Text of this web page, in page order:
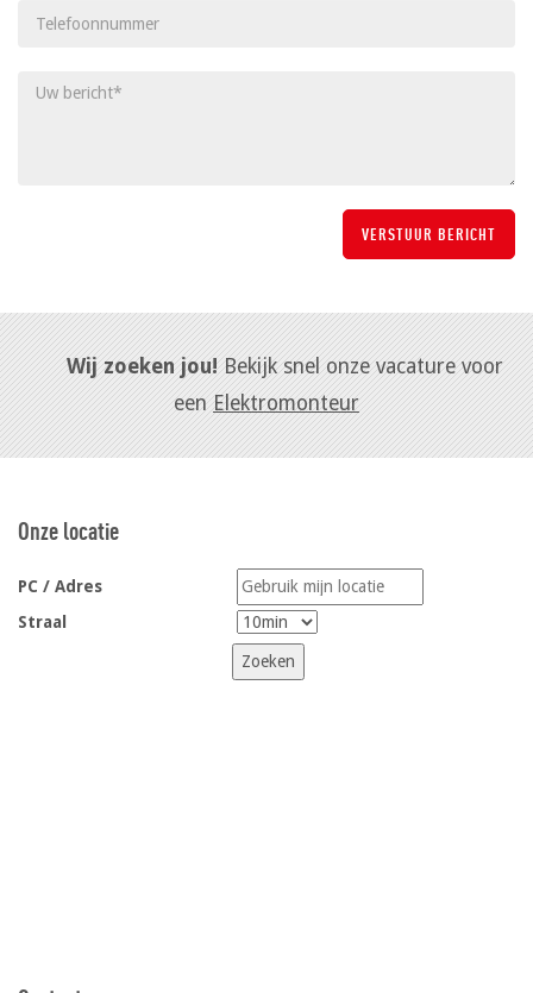
Wij zoeken jou!Bekijk snel onze vacature voor
eenElektromonteur
Onze locatie
PC / Adres
Straal